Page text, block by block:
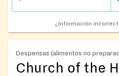
¿Información
Despensas (alimentos no
Church of the